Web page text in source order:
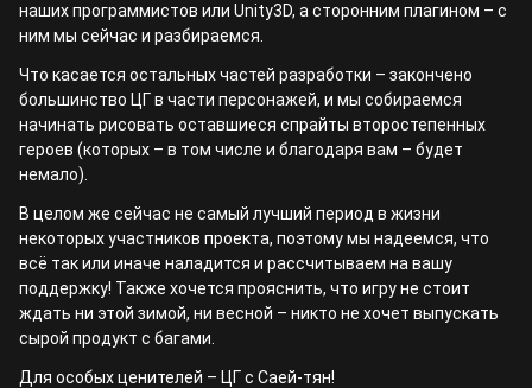
наших программистов или Unity3D, а сторонним плагином – с
ним мы сейчас и разбираемся.
Что касается остальных частей разработки – закончено
большинство ЦГ в части персонажей, и мы собираемся
начинать рисовать оставшиеся спрайты второстепенных
героев (которых – в том числе и благодаря вам – будет
немало).
В целом же сейчас не самый лучший период в жизни
некоторых участников проекта, поэтому мы надеемся, что
всё так или иначе наладится и рассчитываем на вашу
поддержку! Также хочется прояснить, что игру не стоит
ждать ни этой зимой, ни весной – никто не хочет выпускать
сырой продукт с багами.
Для особых ценителей – ЦГ с Саей-тян!